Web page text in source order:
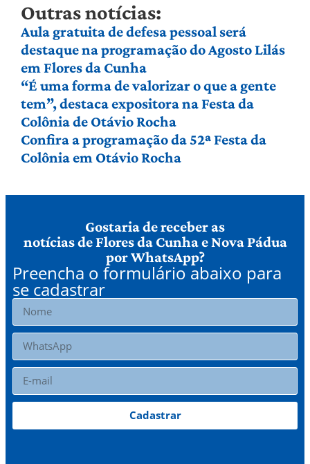
Outras notícias:
Aula gratuita de defesa pessoal será
destaque na programação do Agosto Lilás
em Flores da Cunha
“É uma forma de valorizar o que a gente
tem”, destaca expositora na Festa da
Colônia de Otávio Rocha
Confira a programação da 52ª Festa da
Colônia em Otávio Rocha
Gostaria de receber as
notícias de Flores da Cunha e Nova Pádua
por WhatsApp?
Preencha o formulário abaixo para
se cadastrar
Cadastrar